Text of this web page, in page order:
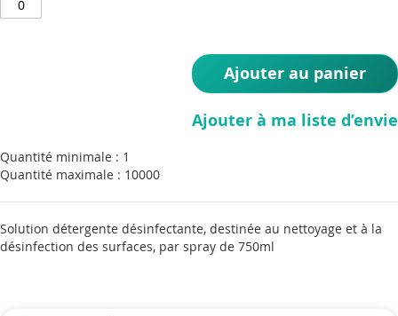
Ajouter au panier
Ajouter à ma liste d’envie
Quantité minimale : 1
Quantité maximale : 10000
Solution détergente désinfectante, destinée au nettoyage et à la
désinfection des surfaces, par spray de 750ml